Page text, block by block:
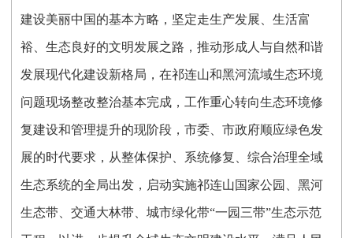
建设美丽中国的基本方略，坚定走生产发展、生活富
裕、生态良好的文明发展之路，推动形成人与自然和谐
发展现代化建设新格局，在祁连山和黑河流域生态环境
问题现场整改整治基本完成，工作重心转向生态环境修
复建设和管理提升的现阶段，市委、市政府顺应绿色发
展的时代要求，从整体保护、系统修复、综合治理全域
生态系统的全局出发，启动实施祁连山国家公园、黑河
生态带、交通大林带、城市绿化带“一园三带”生态示范